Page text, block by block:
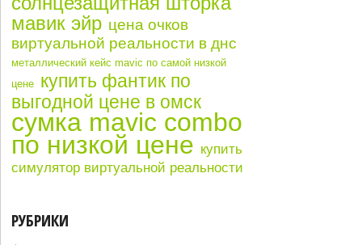
мавик эйр цена очков
виртуальной реальности в днс
металлический кейс mavic по самой низкой
цене купить фантик по
выгодной цене в омск
сумка mavic combo
по низкой цене купить
симулятор виртуальной реальности
РУБРИКИ